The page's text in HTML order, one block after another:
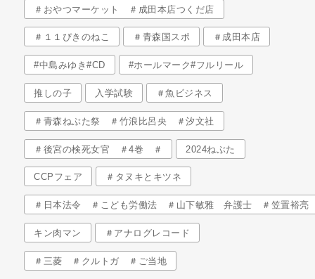
＃おやつマーケット ＃成田本店つくだ店
＃１１ぴきのねこ ＃青森国スポ ＃成田本店
#中島みゆき#CD #ホールマーク#フルリール
推しの子 入学試験 ＃魚ビジネス
＃青森ねぶた祭 ＃竹浪比呂央 ＃汐文社
＃後宮の検死女官 ＃4巻 ＃ 2024ねぶた
CCPフェア ＃タヌキとキツネ
＃日本法令 ＃こども労働法 ＃山下敏雅 弁護士 ＃笠置裕亮
キン肉マン ＃アナログレコード
＃三菱 ＃クルトガ ＃ご当地